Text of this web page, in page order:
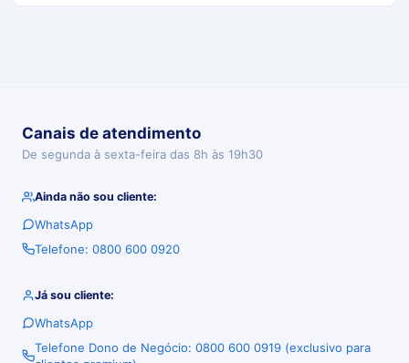
Canais de atendimento
De segunda à sexta-feira das 8h às 19h30
Ainda não sou cliente:
WhatsApp
Telefone: 0800 600 0920
Já sou cliente:
WhatsApp
Telefone Dono de Negócio: 0800 600 0919 (exclusivo para